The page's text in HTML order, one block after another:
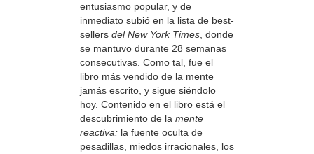
entusiasmo popular, y de
inmediato subió en la lista de best-
sellers del New York Times , donde
se mantuvo durante 28 semanas
consecutivas. Como tal, fue el
libro más vendido de la mente
jamás escrito, y sigue siéndolo
hoy. Contenido en el libro está el
descubrimiento de la mente
reactiva: la fuente oculta de
pesadillas, miedos irracionales, los